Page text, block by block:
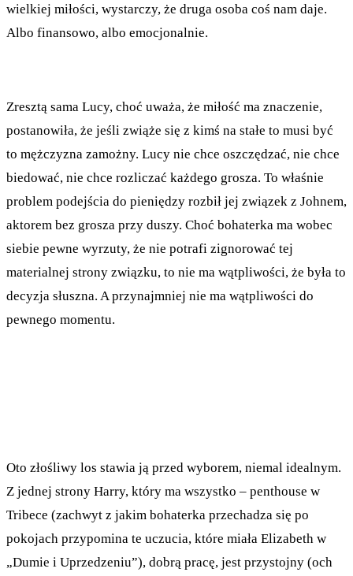
wielkiej miłości, wystarczy, że druga osoba coś nam daje.
Albo finansowo, albo emocjonalnie.
Zresztą sama Lucy, choć uważa, że miłość ma znaczenie,
postanowiła, że jeśli zwiąże się z kimś na stałe to musi być
to mężczyzna zamożny. Lucy nie chce oszczędzać, nie chce
biedować, nie chce rozliczać każdego grosza. To właśnie
problem podejścia do pieniędzy rozbił jej związek z Johnem,
aktorem bez grosza przy duszy. Choć bohaterka ma wobec
siebie pewne wyrzuty, że nie potrafi zignorować tej
materialnej strony związku, to nie ma wątpliwości, że była to
decyzja słuszna. A przynajmniej nie ma wątpliwości do
pewnego momentu.
Oto złośliwy los stawia ją przed wyborem, niemal idealnym.
Z jednej strony Harry, który ma wszystko – penthouse w
Tribece (zachwyt z jakim bohaterka przechadza się po
pokojach przypomina te uczucia, które miała Elizabeth w
„Dumie i Uprzedzeniu”), dobrą pracę, jest przystojny (och